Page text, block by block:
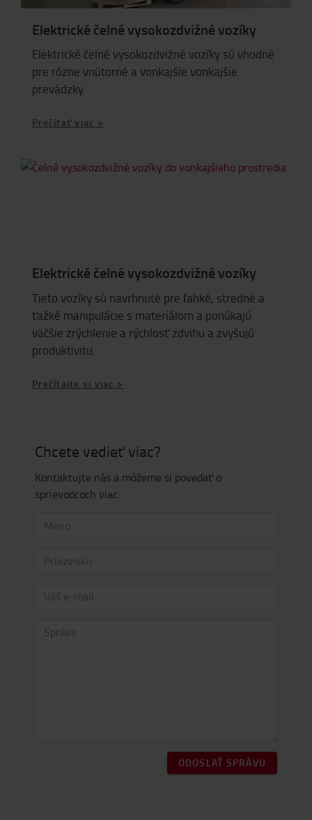
Elektrické čelné vysokozdvižné vozíky
Elektrické čelné vysokozdvižné vozíky sú vhodné
pre rôzne vnútorné a vonkajšie vonkajšie
prevádzky.
Prečítať viac >
Elektrické čelné vysokozdvižné vozíky
Tieto vozíky sú navrhnuté pre ľahké, stredné a
ťažké manipulácie s materiálom a ponúkajú
väčšie zrýchlenie a rýchlosť zdvihu a zvyšujú
produktivitu.
Prečítajte si viac >
Chcete vedieť viac?
Kontaktujte nás a môžeme si povedať o
sprievodcoch viac.
ODOSLAŤ SPRÁVU